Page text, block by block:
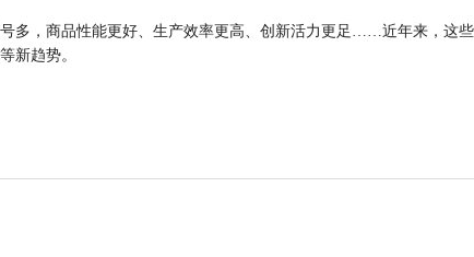
多，商品性能更好、生产效率更高、创新活力更足……近年来，这
新趋势。